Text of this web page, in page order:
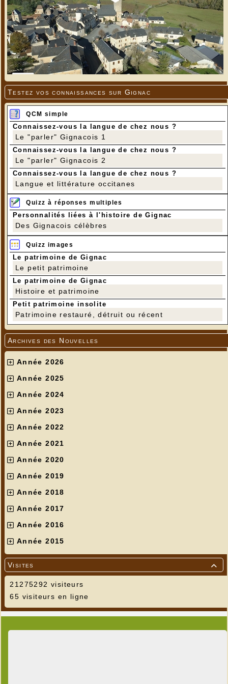
Testez vos connaissances sur Gignac
QCM simple
Connaissez-vous la langue de chez nous ?
Le "parler" Gignacois 1
Connaissez-vous la langue de chez nous ?
Le "parler" Gignacois 2
Connaissez-vous la langue de chez nous ?
Langue et littérature occitanes
Quizz à réponses multiples
Personnalités liées à l'histoire de Gignac
Des Gignacois célèbres
Quizz images
Le patrimoine de Gignac
Le petit patrimoine
Le patrimoine de Gignac
Histoire et patrimoine
Petit patrimoine insolite
Patrimoine restauré, détruit ou récent
Archives des Nouvelles
Année 2026
Année 2025
Année 2024
Année 2023
Année 2022
Année 2021
Année 2020
Année 2019
Année 2018
Année 2017
Année 2016
Année 2015

Visites
21275292 visiteurs
65 visiteurs en ligne